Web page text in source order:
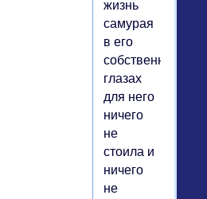
жизнь
самурая
в его
собственных
глазах
для него
ничего
не
стоила и
ничего
не